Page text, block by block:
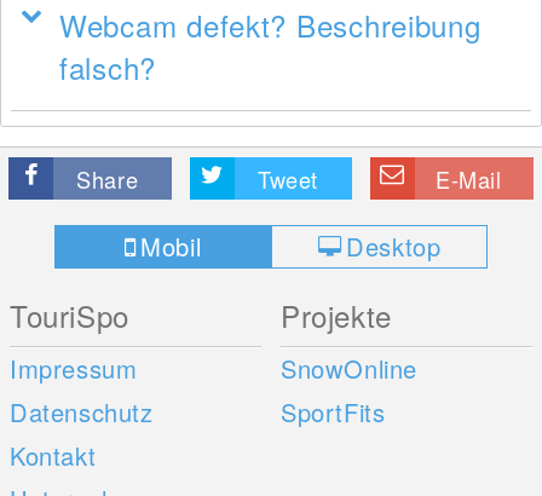
Webcam defekt? Beschreibung
falsch?
Share Tweet E-Mail
Mobil Desktop
TouriSpo
Impressum
Datenschutz
Kontakt
Projekte
SnowOnline
SportFits